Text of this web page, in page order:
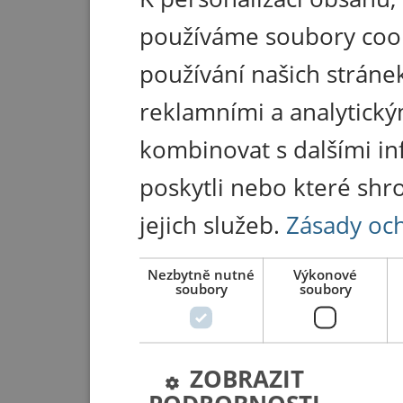
používáme soubory
používání našich
reklamními a
kombinovat s dalšími
poskytli nebo které
jejich služeb. Zásady
Nezbytně nutné
soubory
Výkonové
soubory
ZOBRAZIT